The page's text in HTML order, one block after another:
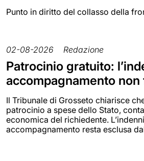
Punto in diritto del collasso della
02-08-2026 Redazione
Patrocinio gratuito:
accompagnamento
Il Tribunale di Grosseto chiarisce
patrocinio a spese dello Stato,
economica del richiedente.
accompagnamento resta esclusa